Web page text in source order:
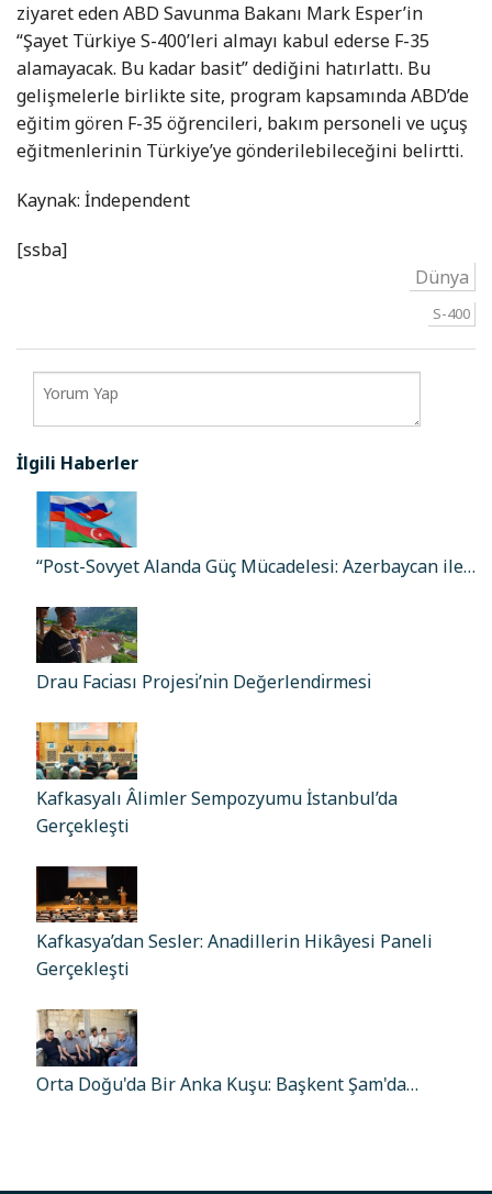
ziyaret eden ABD Savunma Bakanı Mark Esper’in
“Şayet Türkiye S-400’leri almayı kabul ederse F-35
alamayacak. Bu kadar basit” dediğini hatırlattı. Bu
gelişmelerle birlikte site, program kapsamında ABD’de
eğitim gören F-35 öğrencileri, bakım personeli ve uçuş
eğitmenlerinin Türkiye’ye gönderilebileceğini belirtti.
Kaynak: İndependent
[ssba]
Dünya
S-400
İlgili Haberler
“Post-Sovyet Alanda Güç Mücadelesi: Azerbaycan ile…
Drau Facı̇ası Projesı̇’nı̇n Değerlendı̇rmesı̇
Kafkasyalı Âlimler Sempozyumu İstanbul’da
Gerçekleşti
Kafkasya’dan Sesler: Anadillerin Hikâyesi Paneli
Gerçekleşti
Orta Doğu'da Bir Anka Kuşu: Başkent Şam'da…